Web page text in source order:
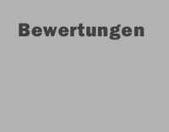
Bewertungen